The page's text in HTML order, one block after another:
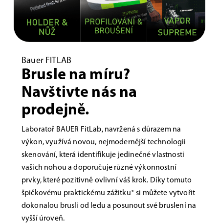
Bauer FITLAB
Brusle na míru?
Navštivte nás na
prodejně.
Laboratoř BAUER FitLab, navržená s důrazem na
výkon, využívá novou, nejmodernější technologii
skenování, která identifikuje jedinečné vlastnosti
vašich nohou a doporučuje různé výkonnostní
prvky, které pozitivně ovlivní váš krok. Díky tomuto
špičkovému praktickému zážitku* si můžete vytvořit
dokonalou brusli od ledu a posunout své bruslení na
vyšší úroveň.